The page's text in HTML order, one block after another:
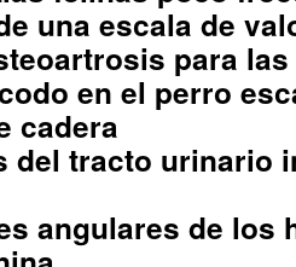
una escala de
para
en el perro
cadera
del tracto urinario
angulares de los